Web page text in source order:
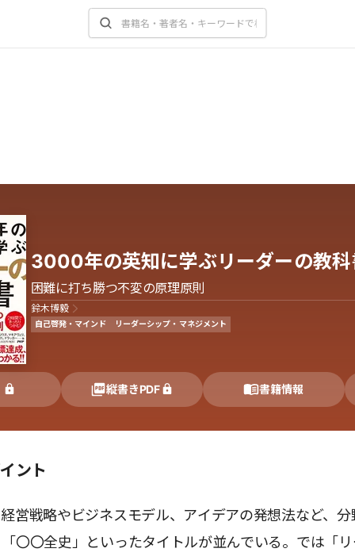
3000年の英知に学ぶリーダーの教科
困難に打ち勝つ不変の原理原則
鈴木博毅
自己啓発・マインド リーダーシップ・マネジメント
縦書きPDF 書籍情報
ント
営戦略やビジネスモデル、アイデアの発想法など、分
〇〇全史」といったタイトルが並んでいる。では「